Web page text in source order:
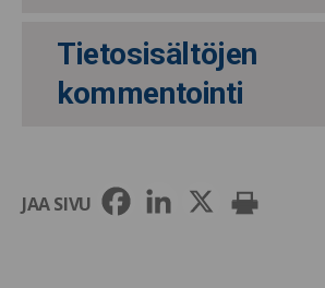
Tietosisältöjen
kommentointi
JAA SIVU